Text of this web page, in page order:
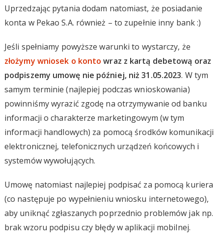
Uprzedzając pytania dodam natomiast, że posiadanie
konta w Pekao S.A. również – to zupełnie inny bank :)
Jeśli spełniamy powyższe warunki to wystarczy, że
złożymy wniosek o konto wraz z kartą debetową oraz
podpiszemy umowę nie później, niż 31.05.2023. W tym
samym terminie (najlepiej podczas wnioskowania)
powinniśmy wyrazić zgodę na otrzymywanie od banku
informacji o charakterze marketingowym (w tym
informacji handlowych) za pomocą środków komunikacji
elektronicznej, telefonicznych urządzeń końcowych i
systemów wywołujących.
Umowę natomiast najlepiej podpisać za pomocą kuriera
(co następuje po wypełnieniu wniosku internetowego),
aby uniknąć zgłaszanych poprzednio problemów jak np.
brak wzoru podpisu czy błędy w aplikacji mobilnej.